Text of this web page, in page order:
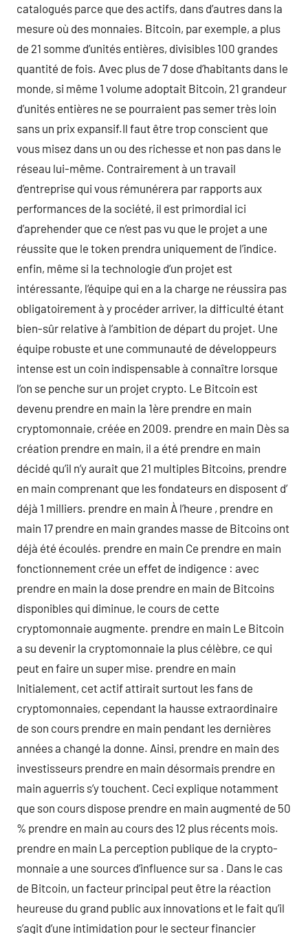
catalogués parce que des actifs, dans d’autres dans la
mesure où des monnaies. Bitcoin, par exemple, a plus
de 21 somme d’unités entières, divisibles 100 grandes
quantité de fois. Avec plus de 7 dose d’habitants dans le
monde, si même 1 volume adoptait Bitcoin, 21 grandeur
d’unités entières ne se pourraient pas semer très loin
sans un prix expansif.Il faut être trop conscient que
vous misez dans un ou des richesse et non pas dans le
réseau lui-même. Contrairement à un travail
d’entreprise qui vous rémunérera par rapports aux
performances de la société, il est primordial ici
d’aprehender que ce n’est pas vu que le projet a une
réussite que le token prendra uniquement de l’indice.
enfin, même si la technologie d’un projet est
intéressante, l’équipe qui en a la charge ne réussira pas
obligatoirement à y procéder arriver, la difficulté étant
bien-sûr relative à l’ambition de départ du projet. Une
équipe robuste et une communauté de développeurs
intense est un coin indispensable à connaître lorsque
l’on se penche sur un projet crypto. Le Bitcoin est
devenu prendre en main la 1ère prendre en main
cryptomonnaie, créée en 2009. prendre en main Dès sa
création prendre en main, il a été prendre en main
décidé qu’il n’y aurait que 21 multiples Bitcoins, prendre
en main comprenant que les fondateurs en disposent d’
déjà 1 milliers. prendre en main À l’heure , prendre en
main 17 prendre en main grandes masse de Bitcoins ont
déjà été écoulés. prendre en main Ce prendre en main
fonctionnement crée un effet de indigence : avec
prendre en main la dose prendre en main de Bitcoins
disponibles qui diminue, le cours de cette
cryptomonnaie augmente. prendre en main Le Bitcoin
a su devenir la cryptomonnaie la plus célèbre, ce qui
peut en faire un super mise. prendre en main
Initialement, cet actif attirait surtout les fans de
cryptomonnaies, cependant la hausse extraordinaire
de son cours prendre en main pendant les dernières
années a changé la donne. Ainsi, prendre en main des
investisseurs prendre en main désormais prendre en
main aguerris s’y touchent. Ceci explique notamment
que son cours dispose prendre en main augmenté de 50
% prendre en main au cours des 12 plus récents mois.
prendre en main La perception publique de la crypto-
monnaie a une sources d’influence sur sa . Dans le cas
de Bitcoin, un facteur principal peut être la réaction
heureuse du grand public aux innovations et le fait qu’il
s’agit d’une intimidation pour le secteur financier